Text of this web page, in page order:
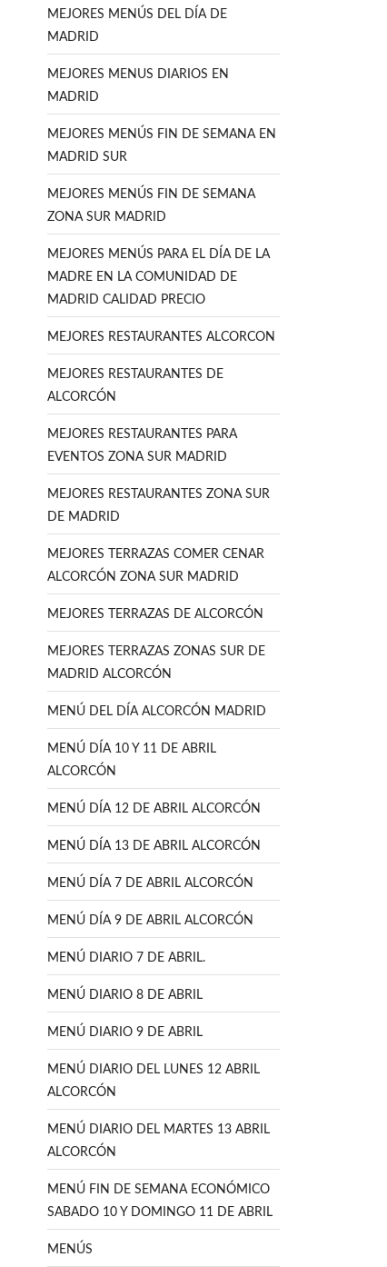
MEJORES MENÚS DEL DÍA DE
MADRID
MEJORES MENUS DIARIOS EN
MADRID
MEJORES MENÚS FIN DE SEMANA EN
MADRID SUR
MEJORES MENÚS FIN DE SEMANA
ZONA SUR MADRID
MEJORES MENÚS PARA EL DÍA DE LA
MADRE EN LA COMUNIDAD DE
MADRID CALIDAD PRECIO
MEJORES RESTAURANTES ALCORCON
MEJORES RESTAURANTES DE
ALCORCÓN
MEJORES RESTAURANTES PARA
EVENTOS ZONA SUR MADRID
MEJORES RESTAURANTES ZONA SUR
DE MADRID
MEJORES TERRAZAS COMER CENAR
ALCORCÓN ZONA SUR MADRID
MEJORES TERRAZAS DE ALCORCÓN
MEJORES TERRAZAS ZONAS SUR DE
MADRID ALCORCÓN
MENÚ DEL DÍA ALCORCÓN MADRID
MENÚ DÍA 10 Y 11 DE ABRIL
ALCORCÓN
MENÚ DÍA 12 DE ABRIL ALCORCÓN
MENÚ DÍA 13 DE ABRIL ALCORCÓN
MENÚ DÍA 7 DE ABRIL ALCORCÓN
MENÚ DÍA 9 DE ABRIL ALCORCÓN
MENÚ DIARIO 7 DE ABRIL.
MENÚ DIARIO 8 DE ABRIL
MENÚ DIARIO 9 DE ABRIL
MENÚ DIARIO DEL LUNES 12 ABRIL
ALCORCÓN
MENÚ DIARIO DEL MARTES 13 ABRIL
ALCORCÓN
MENÚ FIN DE SEMANA ECONÓMICO
SABADO 10 Y DOMINGO 11 DE ABRIL
MENÚS